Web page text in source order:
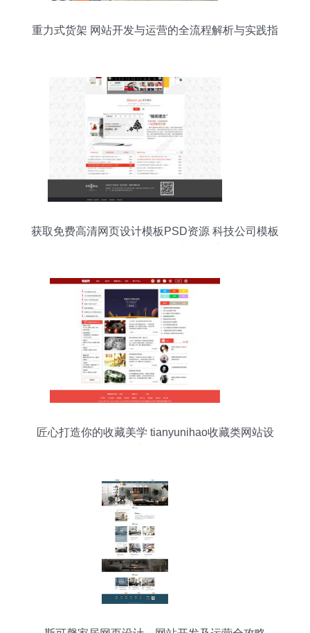
重力式货架 网站开发与运营的全流程解析与实践指
获取免费高清网页设计模板PSD资源 科技公司模板
匠心打造你的收藏美学 tianyunihao收藏类网站设